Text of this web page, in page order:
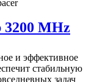
3200 MHz
и эффективное
стабильную
задач